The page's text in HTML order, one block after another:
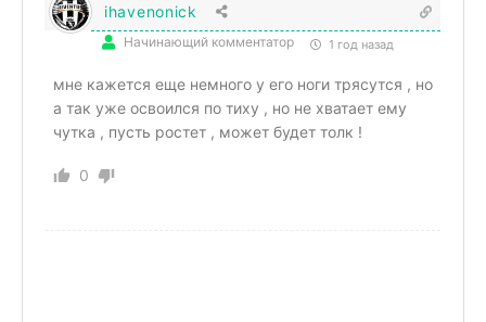
ihavenonick
Начинающий комментатор 1 год назад
мне кажется еще немного у его ноги трясутся , но
а так уже освоился по тиху , но не хватает ему
чутка , пусть ростет , может будет толк !
0